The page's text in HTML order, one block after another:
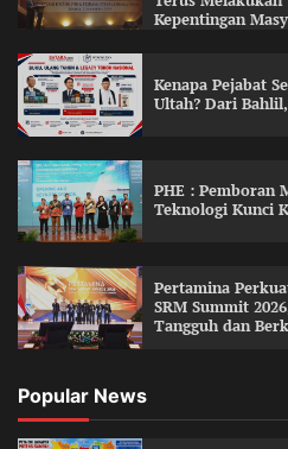
Kepentingan
Kenapa Pejabat
Ultah? Dari
PHE : Pemboran
Teknologi Kunci
Pertamina
SRM Summit
Tangguh dan
Popular News